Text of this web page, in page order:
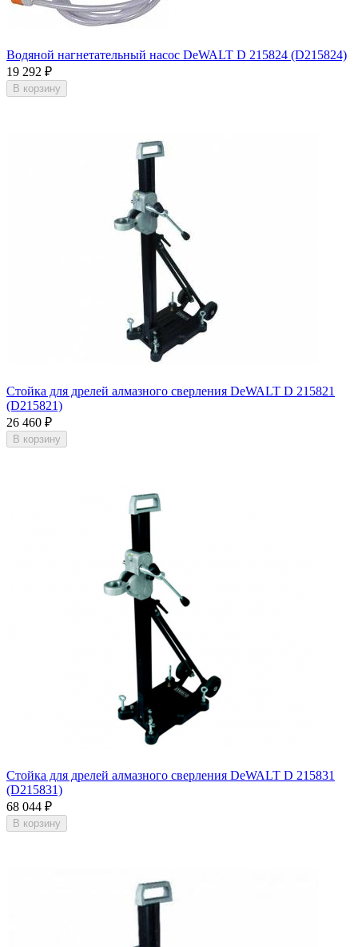
Водяной нагнетательный насос DeWALT D 215824 (D215824)
19 292 ₽
В корзину
Стойка для дрелей алмазного сверления DeWALT D 215821
(D215821)
26 460 ₽
В корзину
Стойка для дрелей алмазного сверления DeWALT D 215831
(D215831)
68 044 ₽
В корзину